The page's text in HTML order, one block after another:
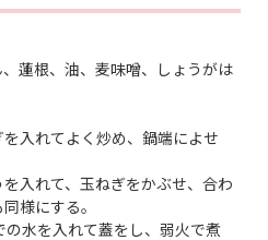
蓮根、油、麦味噌、しょうがは
入れてよく炒め、鍋端によせ
入れて、玉ねぎをかぶせ、合わ
様にする。
水を入れて蓋をし、弱火で煮